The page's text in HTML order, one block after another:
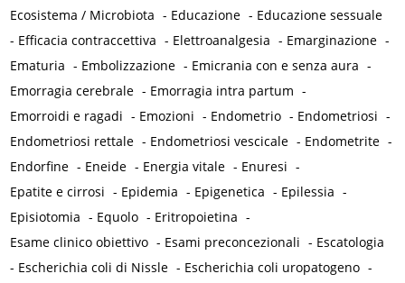
Ecosistema / Microbiota - Educazione - Educazione sessuale
- Efficacia contraccettiva - Elettroanalgesia - Emarginazione -
Ematuria - Embolizzazione - Emicrania con e senza aura -
Emorragia cerebrale - Emorragia intra partum -
Emorroidi e ragadi - Emozioni - Endometrio - Endometriosi -
Endometriosi rettale - Endometriosi vescicale - Endometrite -
Endorfine - Eneide - Energia vitale - Enuresi -
Epatite e cirrosi - Epidemia - Epigenetica - Epilessia -
Episiotomia - Equolo - Eritropoietina -
Esame clinico obiettivo - Esami preconcezionali - Escatologia
- Escherichia coli di Nissle - Escherichia coli uropatogeno -